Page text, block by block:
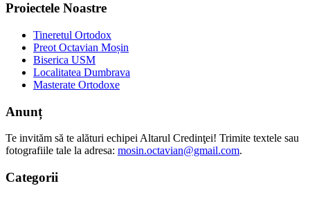
Proiectele Noastre
Tineretul Ortodox
Preot Octavian Moșin
Biserica USM
Localitatea Dumbrava
Masterate Ortodoxe
Anunț
Te invităm să te alături echipei Altarul Credinţei! Trimite textele sau
fotografiile tale la adresa: mosin.octavian@gmail.com.
Categorii